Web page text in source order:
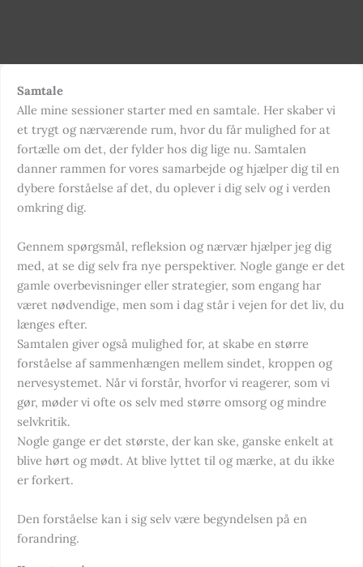
Samtale
Alle mine sessioner starter med en samtale. Her skaber vi
et trygt og nærværende rum, hvor du får mulighed for at
fortælle om det, der fylder hos dig lige nu. Samtalen
danner rammen for vores samarbejde og hjælper dig til en
dybere forståelse af det, du oplever i dig selv og i verden
omkring dig.
Gennem spørgsmål, refleksion og nærvær hjælper jeg dig
med, at se dig selv fra nye perspektiver. Nogle gange er det
gamle overbevisninger eller strategier, som engang har
været nødvendige, men som i dag står i vejen for det liv, du
længes efter.
Samtalen giver også mulighed for, at skabe en større
forståelse af sammenhængen mellem sindet, kroppen og
nervesystemet. Når vi forstår, hvorfor vi reagerer, som vi
gør, møder vi ofte os selv med større omsorg og mindre
selvkritik.
Nogle gange er det største, der kan ske, ganske enkelt at
blive hørt og mødt. At blive lyttet til og mærke, at du ikke
er forkert.
Den forståelse kan i sig selv være begyndelsen på en
forandring.